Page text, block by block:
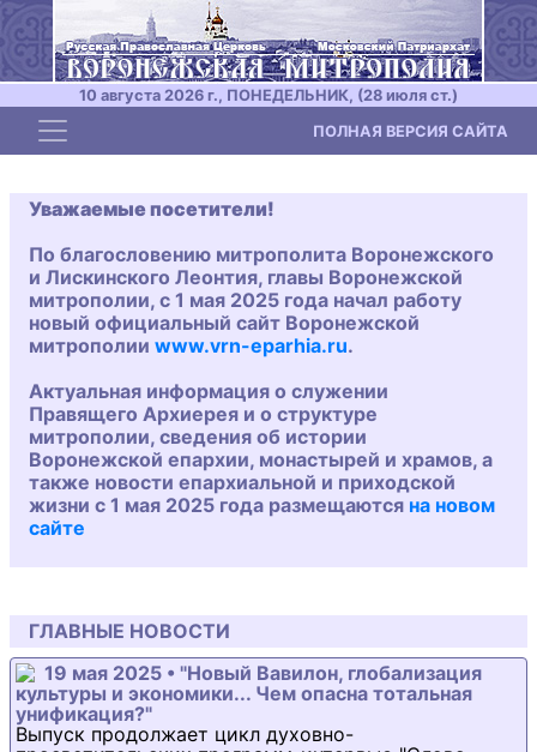
10 августа 2026 г., ПОНЕДЕЛЬНИК, (28 июля ст.)
Toggle navigation ПОЛНАЯ ВЕРСИЯ САЙТА
Уважаемые посетители!
По благословению митрополита Воронежского
и Лискинского Леонтия, главы Воронежской
митрополии, с 1 мая 2025 года начал работу
новый официальный сайт Воронежской
митрополии www.vrn-eparhia.ru.
Актуальная информация о служении
Правящего Архиерея и о структуре
митрополии, сведения об истории
Воронежской епархии, монастырей и храмов, а
также новости епархиальной и приходской
жизни с 1 мая 2025 года размещаются на новом
сайте
ГЛАВНЫЕ НОВОСТИ
19 мая 2025 • "Новый Вавилон, глобализация
культуры и экономики... Чем опасна тотальная
унификация?"
Выпуск продолжает цикл духовно-